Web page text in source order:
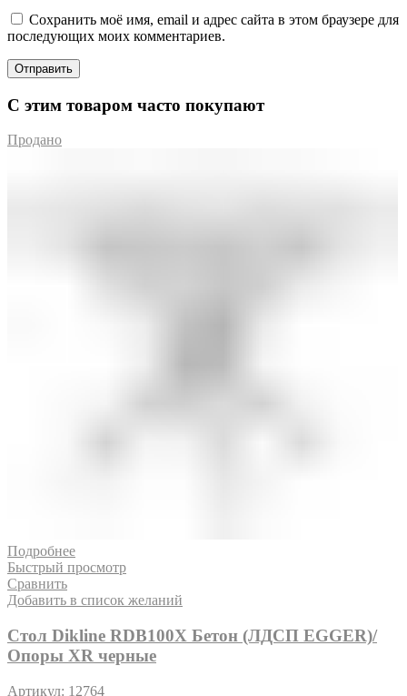
Сохранить моё имя, email и адрес сайта в этом браузере для
последующих моих комментариев.
С этим товаром часто покупают
Продано
Подробнее
Быстрый просмотр
Сравнить
Добавить в список желаний
Стол Dikline RDB100X Бетон (ЛДСП EGGER)/
Опоры XR черные
Артикул: 12764